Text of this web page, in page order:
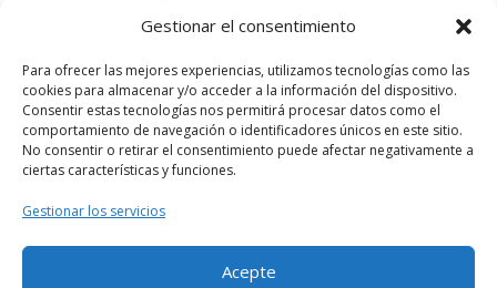
Gestionar el consentimiento
Para ofrecer las mejores experiencias, utilizamos tecnologías como las
cookies para almacenar y/o acceder a la información del dispositivo.
Consentir estas tecnologías nos permitirá procesar datos como el
comportamiento de navegación o identificadores únicos en este sitio.
No consentir o retirar el consentimiento puede afectar negativamente a
ciertas características y funciones.
Gestionar los servicios
Acepte
para más
información.